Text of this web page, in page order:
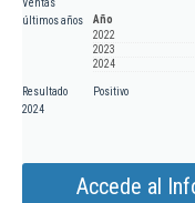
Ventas
últimos años
Año
2022
2023
2024
Resultado
2024
Positivo
Accede al